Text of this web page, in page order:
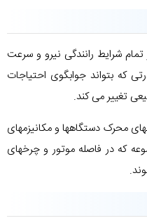
شرایط رانندگی نیرو و سرعت
که بتواند جوابگوی احتیاجات
تغییر می کند.
محرک دستگاهها و مکانیزمهای
که در فاصله موتور و چرخهای